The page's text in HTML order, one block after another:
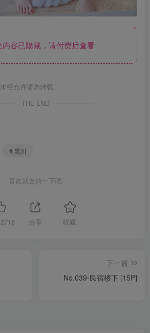
容已隐藏，请付费后查看
经允许请勿转载。
THE END
# 黑川
喜欢就支持一下吧
2718 分享 收藏
下一篇
No.039-民宿楼下 [15P]